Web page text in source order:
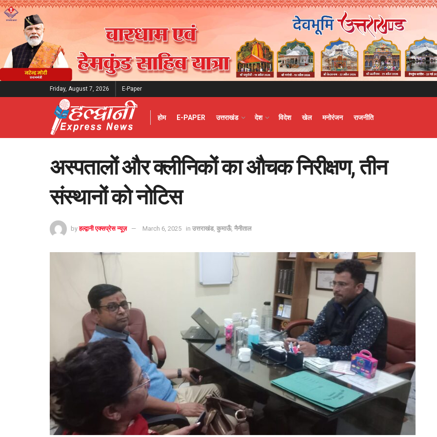
Friday, August 7, 2026 E-Paper
होम E-PAPER उत्तराखंड देश विदेश खेल मनोरंजन राजनीति
अस्पतालों और क्लीनिकों का औचक निरीक्षण, तीन
संस्थानों को नोटिस
by हल्द्वानी एक्सप्रेस न्यूज़ March 6, 2025 in उत्तराखंड, कुमाऊँ, नैनीताल